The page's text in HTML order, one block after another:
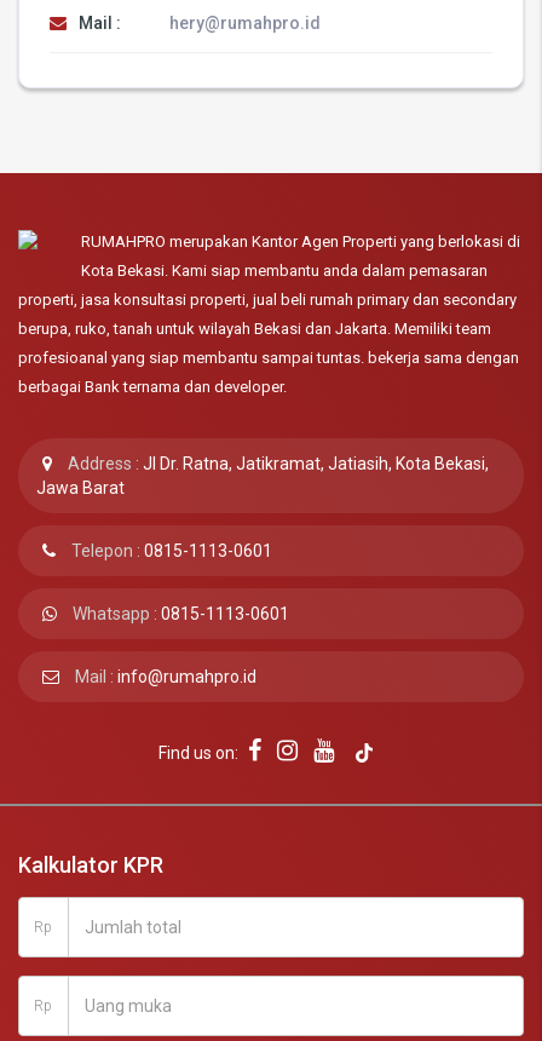
Mail : hery@rumahpro.id
RUMAHPRO merupakan Kantor Agen Properti yang berlokasi di
Kota Bekasi. Kami siap membantu anda dalam pemasaran
properti, jasa konsultasi properti, jual beli rumah primary dan secondary
berupa, ruko, tanah untuk wilayah Bekasi dan Jakarta. Memiliki team
profesioanal yang siap membantu sampai tuntas. bekerja sama dengan
berbagai Bank ternama dan developer.
Address : Jl Dr. Ratna, Jatikramat, Jatiasih, Kota Bekasi,
Jawa Barat
Telepon : 0815-1113-0601
Whatsapp : 0815-1113-0601
Mail : info@rumahpro.id
Find us on:
Kalkulator KPR
Rp
Rp